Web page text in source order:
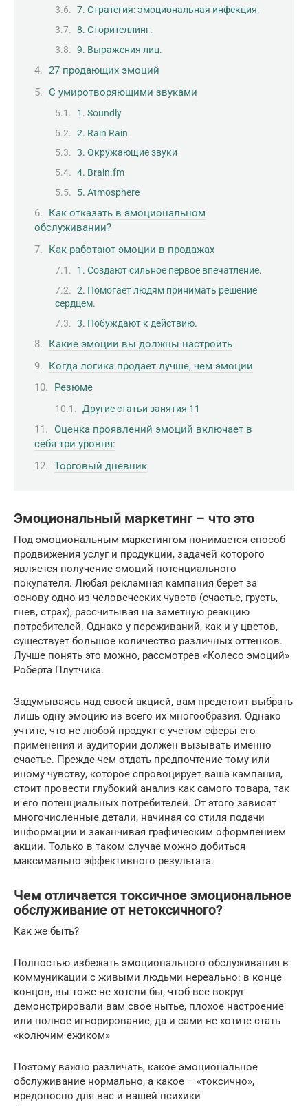
7. Стратегия: эмоциональная инфекция.
8. Сторителлинг.
9. Выражения лиц.
27 продающих эмоций
С умиротворяющими звуками
1. Soundly
2. Rain Rain
3. Окружающие звуки
4. Brain.fm
5. Atmosphere
Как отказать в эмоциональном
обслуживании?
Как работают эмоции в продажах
1. Создают сильное первое впечатление.
2. Помогает людям принимать решение
сердцем.
3. Побуждают к действию.
Какие эмоции вы должны настроить
Когда логика продает лучше, чем эмоции
Резюме
Другие статьи занятия 11
Оценка проявлений эмоций включает в
себя три уровня:
Торговый дневник
Эмоциональный маркетинг – что это
Под эмоциональным маркетингом понимается способ
продвижения услуг и продукции, задачей которого
является получение эмоций потенциального
покупателя. Любая рекламная кампания берет за
основу одно из человеческих чувств (счастье, грусть,
гнев, страх), рассчитывая на заметную реакцию
потребителей. Однако у переживаний, как и у цветов,
существует большое количество различных оттенков.
Лучше понять это можно, рассмотрев «Колесо эмоций»
Роберта Плутчика.
Задумываясь над своей акцией, вам предстоит выбрать
лишь одну эмоцию из всего их многообразия. Однако
учтите, что не любой продукт с учетом сферы его
применения и аудитории должен вызывать именно
счастье. Прежде чем отдать предпочтение тому или
иному чувству, которое спровоцирует ваша кампания,
стоит провести глубокий анализ как самого товара, так
и его потенциальных потребителей. От этого зависят
многочисленные детали, начиная со стиля подачи
информации и заканчивая графическим оформлением
акции. Только в таком случае можно добиться
максимально эффективного результата.
Чем отличается токсичное эмоциональное
обслуживание от нетоксичного?
Как же быть?
Полностью избежать эмоционального обслуживания в
коммуникации с живыми людьми нереально: в конце
концов, вы тоже не хотели бы, чтоб все вокруг
демонстрировали вам свое нытье, плохое настроение
или полное игнорирование, да и сами не хотите стать
«колючим ежиком»
Поэтому важно различать, какое эмоциональное
обслуживание нормально, а какое – «токсично»,
вредоносно для вас и вашей психики